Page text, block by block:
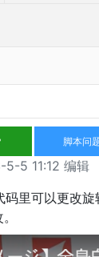
脚本问
5 11:12 编辑
里可以更改